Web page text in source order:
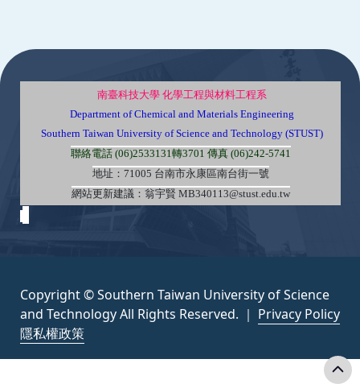
南臺科技大學 化學工程與材料工程系
Department of Chemical and Materials Engineering
Southern Taiwan University of Science and Technology (STUST)
聯絡電話 (06)2533131轉3701 傳真 (06)242-5741
地址：71005 台南市永康區南台街一號
網站更新建議：翁宇賢 MB340113@stust.edu.tw
Copyright © Southern Taiwan University of Science
and Technology All Rights Reserved. ｜ Privacy Policy
隱私權政策